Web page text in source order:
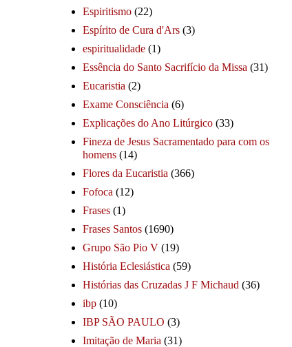
Espiritismo (22)
Espírito de Cura d'Ars (3)
espiritualidade (1)
Essência do Santo Sacrifício da Missa (31)
Eucaristia (2)
Exame Consciência (6)
Explicações do Ano Litúrgico (33)
Fineza de Jesus Sacramentado para com os
homens (14)
Flores da Eucaristia (366)
Fofoca (12)
Frases (1)
Frases Santos (1690)
Grupo São Pio V (19)
História Eclesiástica (59)
Histórias das Cruzadas J F Michaud (36)
ibp (10)
IBP SÃO PAULO (3)
Imitação de Maria (31)